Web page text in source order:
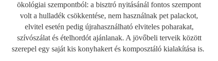
ökológiai szempontból: a bisztró nyitásánál fontos szempont
volt a hulladék csökkentése, nem használnak pet palackot,
elvitel esetén pedig újrahasználható elviteles poharakat,
szívószálat és ételhordót ajánlanak. A jövőbeli terveik között
szerepel egy saját kis konyhakert és komposztáló kialakítása is.